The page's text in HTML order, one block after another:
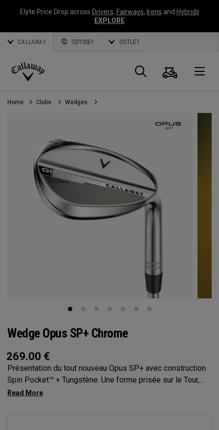
Elyte Price Drop across Drivers, Fairways, Irons and Hybrids
EXPLORE
CALLAWAY ODYSSEY OUTLET
Callaway
Golf
Panier
Home Clubs Wedges
Wedge Opus SP+ Chrome
269.00 €
Présentation du tout nouveau Opus SP+ avec construction
Spin Pocket™ + Tungstène. Une forme prisée sur le Tour,
avec un centre de gravité encore plus élevé pour davantage